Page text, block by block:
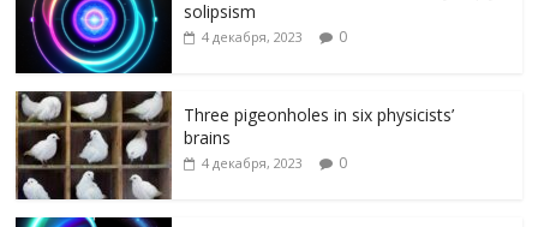
solipsism
4 декабря, 2023 0
Three pigeonholes in six physicists’
brains
4 декабря, 2023 0